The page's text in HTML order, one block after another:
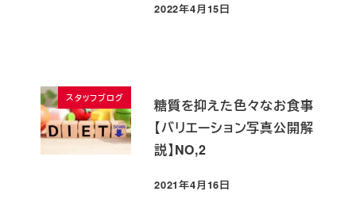
投稿日
2022年4月15日
スタッフブログ
糖質を抑えた色々なお食事
【バリエーション写真公開解
説】NO,2
投稿日
2021年4月16日